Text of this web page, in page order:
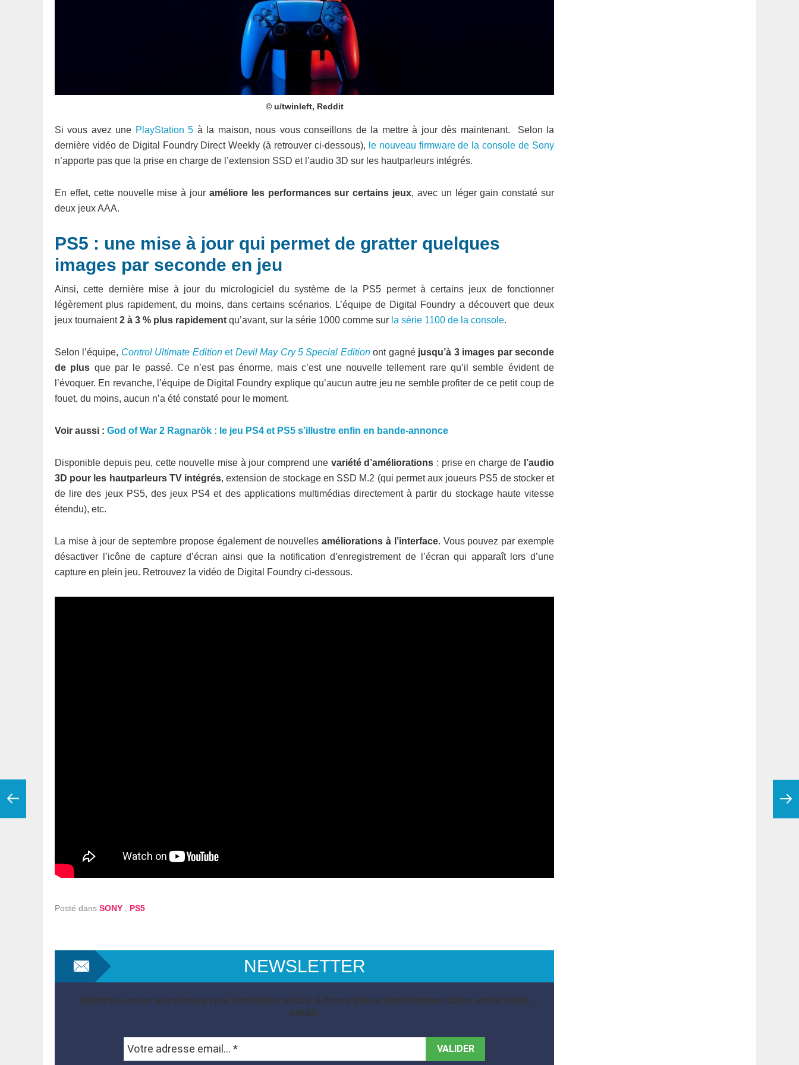
© u/twinleft, Reddit
Si vous avez une PlayStation 5 à la maison, nous vous conseillons de la mettre à jour dès maintenant. Selon la
dernière vidéo de Digital Foundry Direct Weekly (à retrouver ci-dessous), le nouveau firmware de la console de Sony
n’apporte pas que la prise en charge de l’extension SSD et l’audio 3D sur les hautparleurs intégrés.
En effet, cette nouvelle mise à jour améliore les performances sur certains jeux, avec un léger gain constaté sur
deux jeux AAA.
PS5 : une mise à jour qui permet de gratter quelques
images par seconde en jeu
Ainsi, cette dernière mise à jour du micrologiciel du système de la PS5 permet à certains jeux de fonctionner
légèrement plus rapidement, du moins, dans certains scénarios. L’équipe de Digital Foundry a découvert que deux
jeux tournaient2 à 3 % plus rapidement qu’avant, sur la série 1000 comme sur la série 1100 de la console.
Selon l’équipe, Control Ultimate Editionet Devil May Cry 5 Special Edition ont gagnéjusqu’à 3 images par seconde
de plus que par le passé. Ce n’est pas énorme, mais c’est une nouvelle tellement rare qu’il semble évident de
l’évoquer. En revanche, l’équipe de Digital Foundry explique qu’aucun autre jeu ne semble profiter de ce petit coup de
fouet, du moins, aucun n’a été constaté pour le moment.
Voir aussi : God of War 2 Ragnarök : le jeu PS4 et PS5 s’illustre enfin en bande-annonce
Disponible depuis peu, cette nouvelle mise à jour comprend une variété d’améliorations : prise en charge de l’audio
3D pour les hautparleurs TV intégrés, extension de stockage en SSD M.2 (qui permet aux joueurs PS5 de stocker et
de lire des jeux PS5, des jeux PS4 et des applications multimédias directement à partir du stockage haute vitesse
étendu), etc.
La mise à jour de septembre propose également de nouvellesaméliorations à l’interface. Vous pouvez par exemple
désactiver l’icône de capture d’écran ainsi que la notification d’enregistrement de l’écran qui apparaît lors d’une
capture en plein jeu. Retrouvez la vidéo de Digital Foundry ci-dessous.
Posté dans SONY PS5
NEWSLETTER
Abonnez-vous et recevez nos dernières actus & bons plans directement dans votre boite
email.